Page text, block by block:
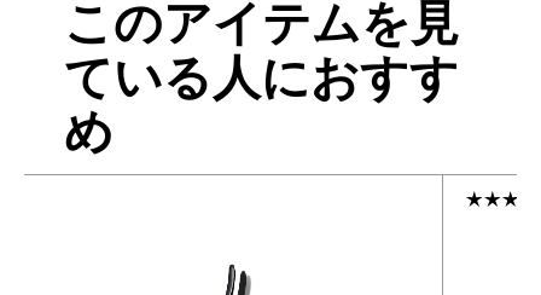
このアイテムを見
ている人におすす
め